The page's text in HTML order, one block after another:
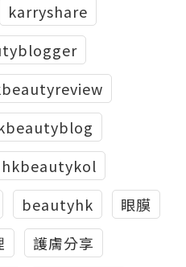
karryshare
hkbeautykol
beautyhk
眼膜
護膚分享